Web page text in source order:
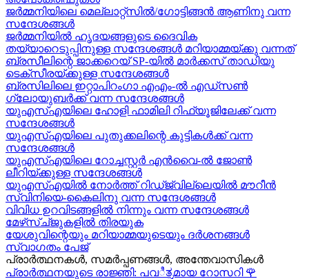
ജർമ്മനിയിലെ മെല്ലാറ്റ്സിൽ/ഗോട്ടിങ്ങൻ ആണിനു വന്ന
സന്ദേശങ്ങൾ
ജർമ്മനിയിൽ ഹൃദയങ്ങളുടെ ദൈവിക
തയ്യാറെടുപ്പിനുള്ള സന്ദേശങ്ങൾ മറിയാമ്മയ്ക്കു വന്നത്
ബ്രസീലിന്റെ ജാക്കറെയ്‍ SP-യിൽ മാർക്കസ് താഡിയു
ടെക്സീരയ്ക്കുള്ള സന്ദേശങ്ങള്‍
ബ്രസിലിലെ ഇറ്റാപിറംഗാ എഎം-ൽ എഡ്സൺ
ഗ്ലോയുബർക്ക് വന്ന സന്ദേശങ്ങൾ
യുഎസ്എയിലെ ഹോളി ഫാമിലി റിഫ്യൂജിലേക്ക് വന്ന
സന്ദേശങ്ങൾ
യുഎസ്എയിലെ പുതുക്കലിന്റെ കുട്ടികള്‍ക്ക് വന്ന
സന്ദേശങ്ങള്‍
യുഎസ്എയിലെ റോച്ചസ്റ്റർ എൻവൈ-ൽ ജോൺ
ലീറിയ്ക്കുള്ള സന്ദേശങ്ങൾ
യുഎസ്എയിൽ നോർത്ത് റിഡ്ജ്വില്ലെയിൽ മൗറീൻ
സ്വിനിയെ-കൈലിനു വന്ന സന്ദേശങ്ങള്‍
വിവിധ ഉറവിടങ്ങളിൽ നിന്നും വന്ന സന്ദേശങ്ങൾ
മേഴ്‍സ്ച്ജുകളിൽ തിരയുക
യേശുവിന്റെയും മറിയാമ്മയുടെയും ദർശനങ്ങൾ
സ്വാഗതം പേജ്
പ്രാർത്ഥനകൾ, സമർപ്പണങ്ങൾ, അന്തേവാസികൾ
പ്രാർത്ഥനയുടെ രാജ്ഞി: പവಿತ್ರമായ റോസറി 🌹